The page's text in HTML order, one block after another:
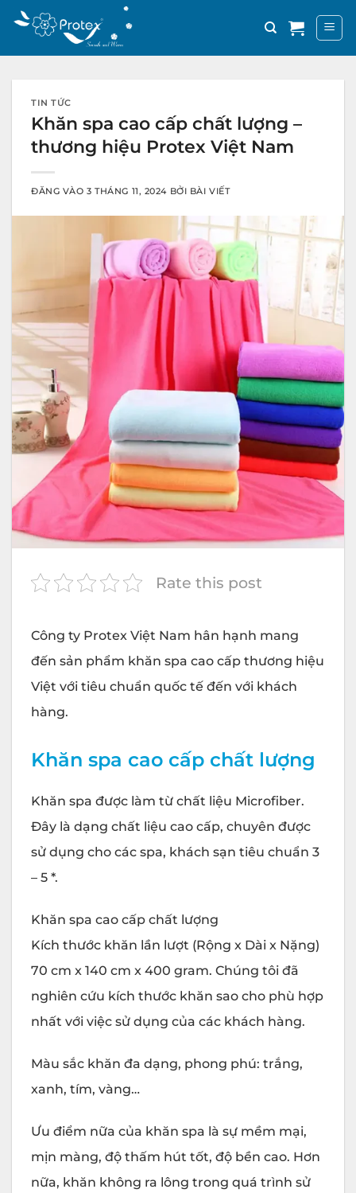
qua
TIN TỨC
Khăn spa cao cấp chất lượng –
thương hiệu Protex Việt Nam
ĐĂNG VÀO3 THÁNG 11, 2024 BỞI BÀI VIẾT
Rate this post
Công ty Protex Việt Nam hân hạnh mang
đến sản phẩm khăn spa cao cấp thương hiệu
Việt với tiêu chuẩn quốc tế đến với khách
hàng.
Khăn spa cao cấp chất lượng
Khăn spa được làm từ chất liệu Microfiber.
Đây là dạng chất liệu cao cấp, chuyên được
sử dụng cho các spa, khách sạn tiêu chuẩn 3
– 5 *.
Khăn spa cao cấp chất lượng
Kích thước khăn lần lượt (Rộng x Dài x Nặng)
70 cm x 140 cm x 400 gram. Chúng tôi đã
nghiên cứu kích thước khăn sao cho phù hợp
nhất với việc sử dụng của các khách hàng.
Màu sắc khăn đa dạng, phong phú: trắng,
xanh, tím, vàng…
Ưu điểm nữa của khăn spa là sự mềm mại,
mịn màng, độ thấm hút tốt, độ bền cao. Hơn
nữa, khăn không ra lông trong quá trình sử